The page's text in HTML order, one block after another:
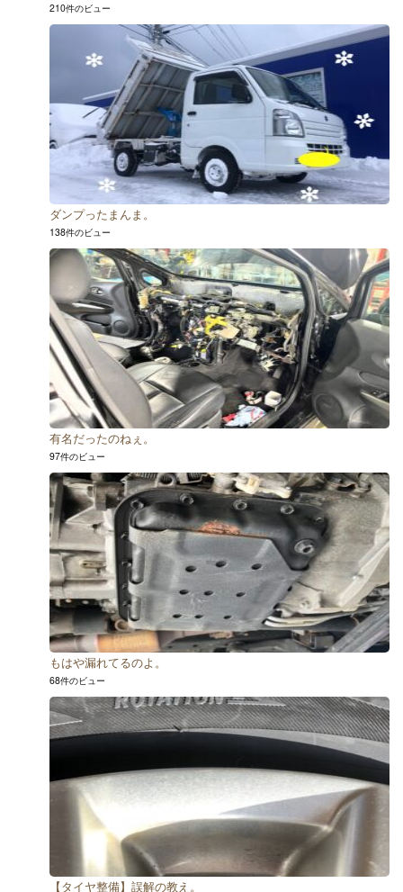
210件のビュー
ダンプったまんま。
138件のビュー
有名だったのねぇ。
97件のビュー
もはや漏れてるのよ。
68件のビュー
【タイヤ整備】誤解の教え。